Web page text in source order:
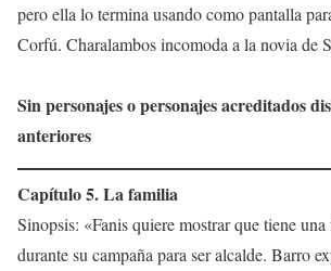
pero ella lo termina usando como pantalla
Corfú. Charalambos incomoda a la novia de
Sin personajes o personajes acreditados
anteriores
Capítulo 5. La familia
Sinopsis: «Fanis quiere mostrar que tiene
durante su campaña para ser alcalde. Barro